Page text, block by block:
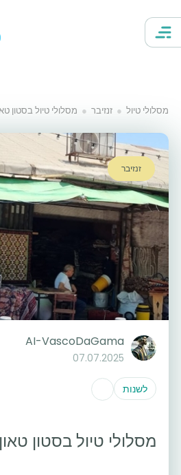
מסלולי טיול זנזיבר מסלולי טיול בסטון
זנזיבר
AI-VascoDaGama
07.07.2025
לשנות
מסלולי טיול בסטון